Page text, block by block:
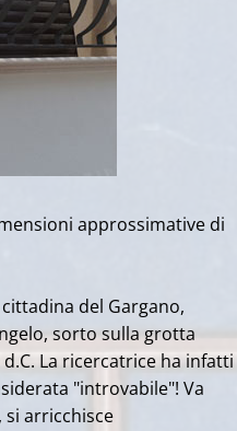
approssimative di
del Gargano,
sorto sulla grotta
La ricercatrice ha infatti
"introvabile"! Va
si arricchisce